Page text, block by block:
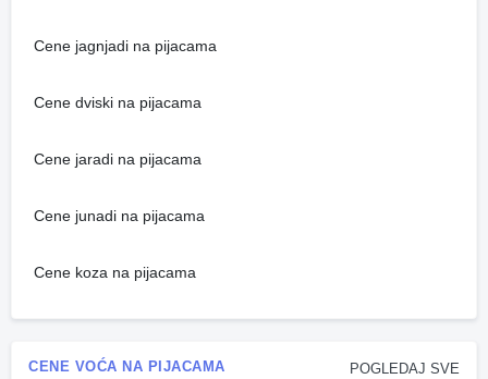
Cene jagnjadi na pijacama
Cene dviski na pijacama
Cene jaradi na pijacama
Cene junadi na pijacama
Cene koza na pijacama
POGLEDAJ SVE
CENE VOĆA NA PIJACAMA